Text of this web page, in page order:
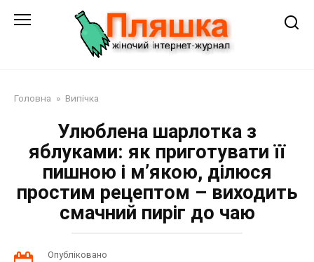
Головна » Випічка
Улюблена шарлотка з
яблуками: як приготувати її
пишною і м’якою, ділюся
простим рецептом – виходить
смачний пиріг до чаю
Опубліковано